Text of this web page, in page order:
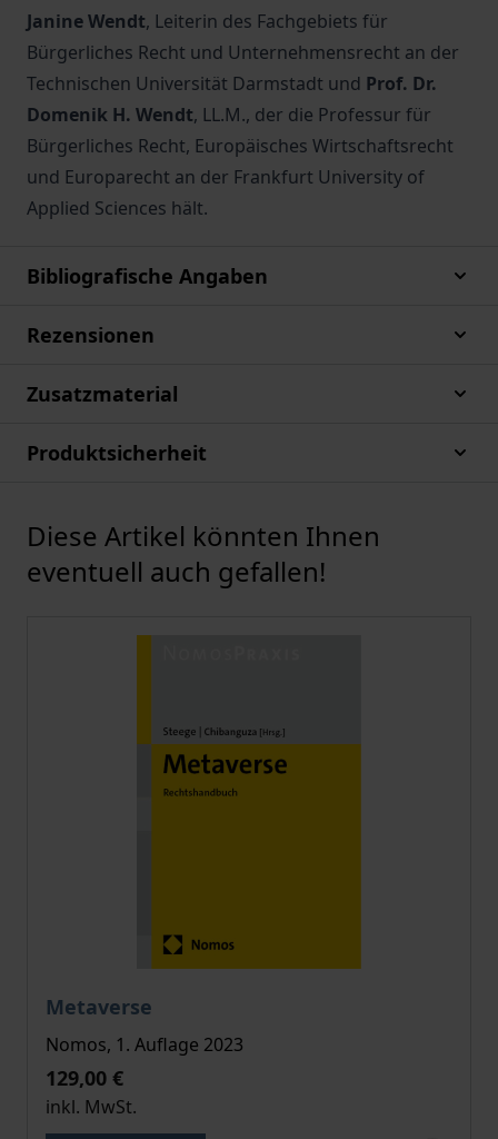
Janine Wendt, Leiterin des Fachgebiets für
Bürgerliches Recht und Unternehmensrecht an der
Technischen Universität Darmstadt und Prof. Dr.
Domenik H. Wendt, LL.M., der die Professur für
Bürgerliches Recht, Europäisches Wirtschaftsrecht
und Europarecht an der Frankfurt University of
Applied Sciences hält.
Bibliografische Angaben
Rezensionen
Zusatzmaterial
Produktsicherheit
Karussell überspringen
Diese Artikel könnten Ihnen
eventuell auch gefallen!
Metaverse
Der Preis dieses Titels richtet sich nach der
Nomos, 1. Auflage 2023
129,00 €
inkl. MwSt.